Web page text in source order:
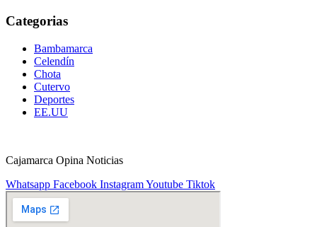
Categorias
Bambamarca
Celendín
Chota
Cutervo
Deportes
EE.UU
Cajamarca Opina Noticias
Whatsapp Facebook InstagramYoutube Tiktok